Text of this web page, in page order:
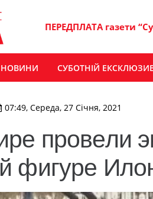
ПЕРЕДПЛАТА газети
НОВИНИ СУБОТНІЙ
07:49, Середа, 27 Січня, 2021
провели
фигуре